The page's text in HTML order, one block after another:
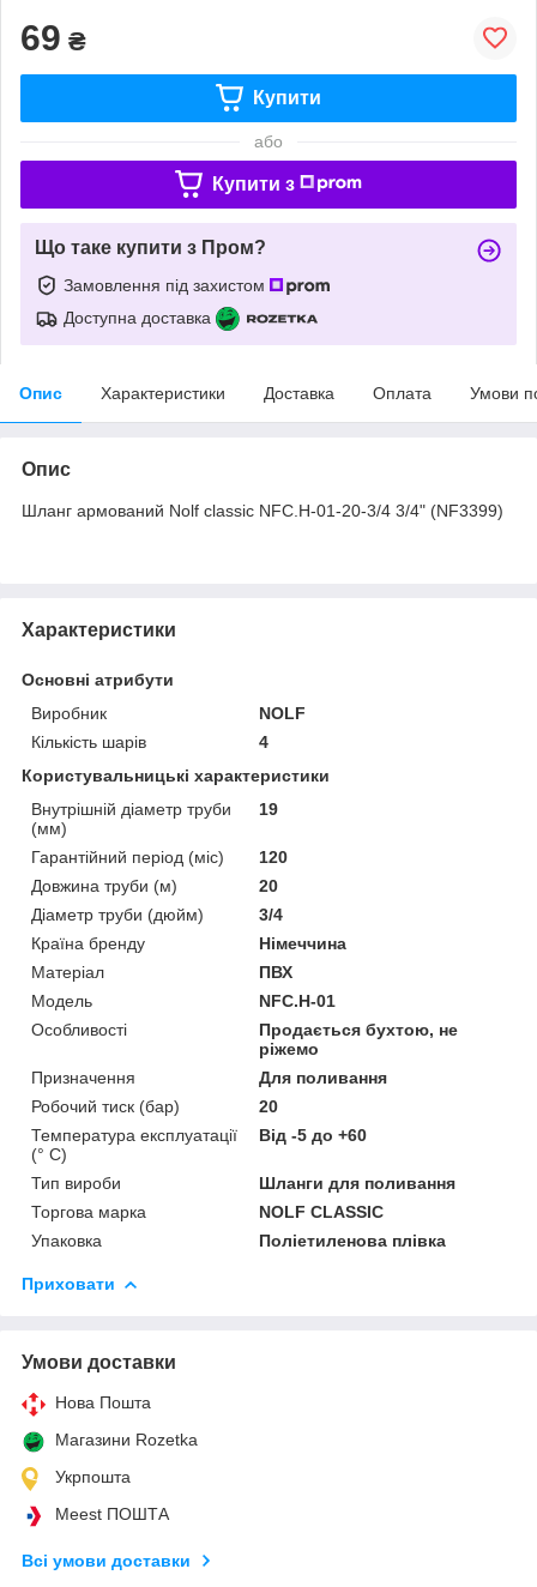
69 ₴
Купити
або
Купити з
Що таке купити з Пром?
Замовлення під захистом
Доступна доставка
Опис Характеристики Доставка Оплата Умови
Опис
Шланг армований Nolf classic NFC.H-01-20-3/4 3/4" (NF3399)
Характеристики
Основні атрибути
Виробник
NOLF
Кількість шарів
4
Користувальницькі характеристики
Внутрішній діаметр труби
(мм)
19
Гарантійний період (міс)
120
Довжина труби (м)
20
Діаметр труби (дюйм)
3/4
Країна бренду
Німеччина
Матеріал
ПВХ
Мoдель
NFC.H-01
Особливості
Продається бухтою, не
ріжемо
Призначення
Для поливання
Робочий тиск (бар)
20
Температура експлуатації
(° C)
Від -5 до +60
Тип вироби
Шланги для поливання
Торгова марка
NOLF CLASSIC
Упаковка
Поліетиленова плівка
Приховати
Умови доставки
Нова Пошта
Магазини Rozetka
Укрпошта
Meest ПОШТА
Всі умови доставки